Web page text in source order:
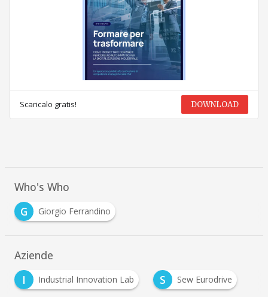
Scaricalo gratis! DOWNLOAD
Who's Who
G
Giorgio Ferrandino
Aziende
I
Industrial Innovation Lab S Sew Eurodrive